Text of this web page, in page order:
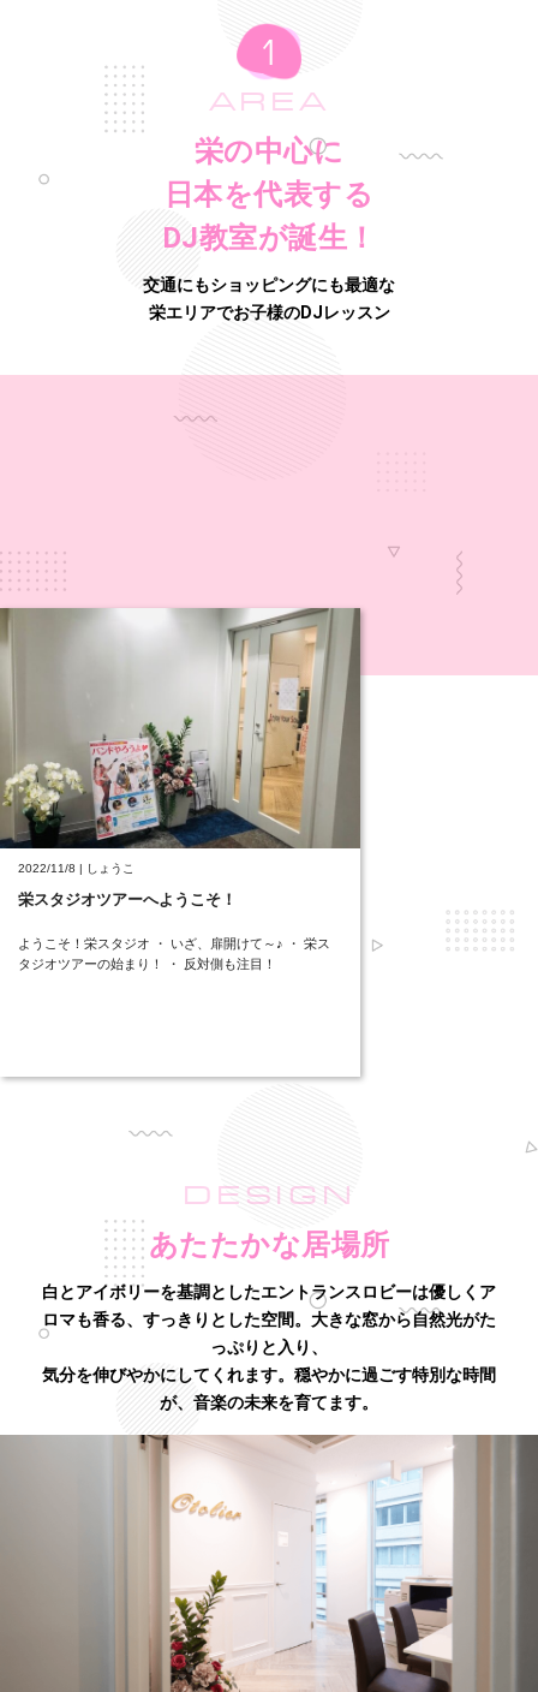
AREA
栄の中心に
日本を代表する
DJ教室が誕生！
交通にもショッピングにも最適な
栄エリアでお子様のDJレッスン
2022/11/8 | しょうこ
栄スタジオツアーへようこそ！
ようこそ！栄スタジオ ・ いざ、扉開けて～♪ ・ 栄ス
タジオツアーの始まり！ ・ 反対側も注目！
DESIGN
あたたかな居場所
白とアイボリーを基調としたエントランスロビーは優しくア
ロマも香る、すっきりとした空間。 大きな窓から自然光がた
っぷりと入り、
気分を伸びやかにしてくれます。 穏やかに過ごす特別な時間
が、音楽の未来を育てます。